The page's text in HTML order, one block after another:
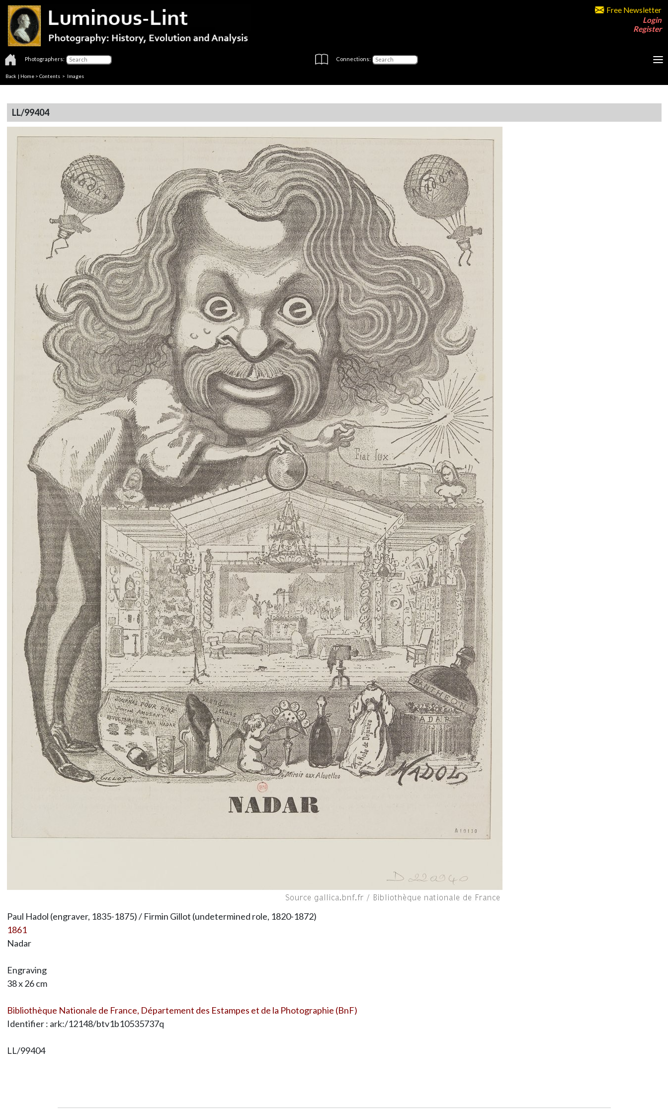
Free Newsletter
Login
Register
Photographers: Connections:
Back | Home > Contents > Images
LL/99404
Paul Hadol (engraver, 1835-1875) / Firmin Gillot (undetermined role, 1820-1872)
1861
Nadar
Engraving
38 x 26 cm
Bibliothèque Nationale de France, Département des Estampes et de la Photographie (BnF)
Identifier : ark:/12148/btv1b10535737q
LL/99404